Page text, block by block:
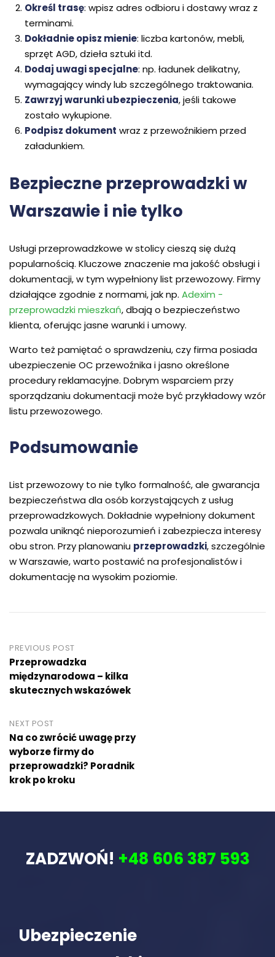
Określ trasę: wpisz adres odbioru i dostawy wraz z
terminami.
Dokładnie opisz mienie: liczba kartonów, mebli,
sprzęt AGD, dzieła sztuki itd.
Dodaj uwagi specjalne: np. ładunek delikatny,
wymagający windy lub szczególnego traktowania.
Zawrzyj warunki ubezpieczenia, jeśli takowe
zostało wykupione.
Podpisz dokument wraz z przewoźnikiem przed
załadunkiem.
Bezpieczne przeprowadzki w
Warszawie i nie tylko
Usługi przeprowadzkowe w stolicy cieszą się dużą
popularnością. Kluczowe znaczenie ma jakość obsługi i
dokumentacji, w tym wypełniony list przewozowy. Firmy
działające zgodnie z normami, jak np. Adexim -
przeprowadzki mieszkań, dbają o bezpieczeństwo
klienta, oferując jasne warunki i umowy.
Warto też pamiętać o sprawdzeniu, czy firma posiada
ubezpieczenie OC przewoźnika i jasno określone
procedury reklamacyjne. Dobrym wsparciem przy
sporządzaniu dokumentacji może być przykładowy wzór
listu przewozowego.
Podsumowanie
List przewozowy to nie tylko formalność, ale gwarancja
bezpieczeństwa dla osób korzystających z usług
przeprowadzkowych. Dokładnie wypełniony dokument
pozwala uniknąć nieporozumień i zabezpiecza interesy
obu stron. Przy planowaniu przeprowadzki, szczególnie
w Warszawie, warto postawić na profesjonalistów i
dokumentację na wysokim poziomie.
Post
navigation
PREVIOUS POST
Przeprowadzka
międzynarodowa – kilka
skutecznych wskazówek
NEXT POST
Na co zwrócić uwagę przy
wyborze firmy do
przeprowadzki? Poradnik
krok po kroku
ZADZWOŃ! +48 606 387 593
Ubezpieczenie